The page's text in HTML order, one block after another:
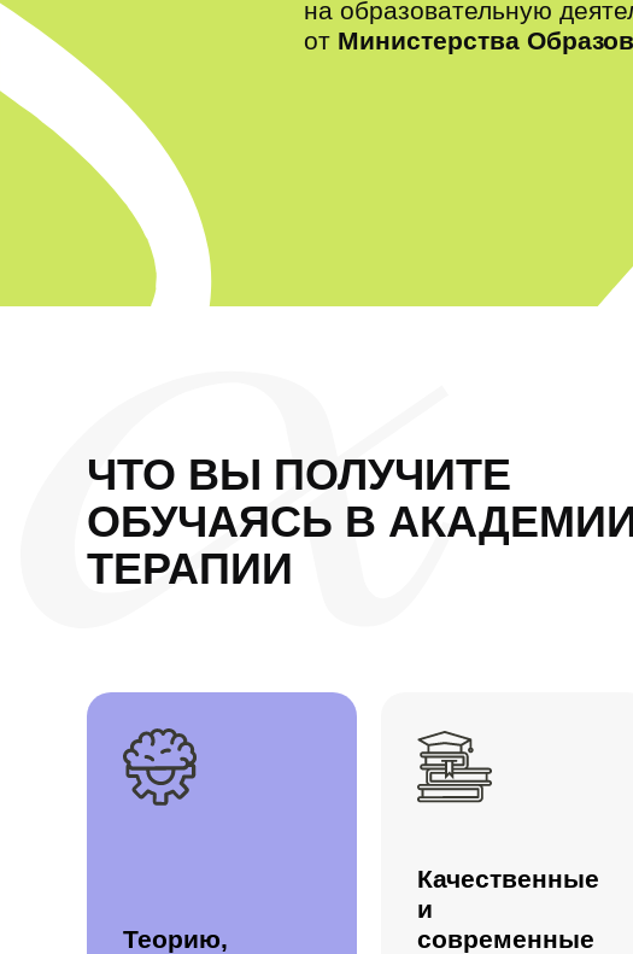
на образовательную
от Министерства
ЧТО ВЫ ПОЛУЧИТЕ
ОБУЧАЯСЬ В
ТЕРАПИИ
Теорию,
Качественные
и
современные